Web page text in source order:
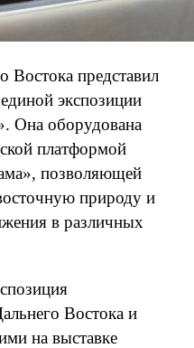
Востока представил
экспозиции
Она оборудована
платформой
позволяющей
природу и
в различных
Востока и
на выставке